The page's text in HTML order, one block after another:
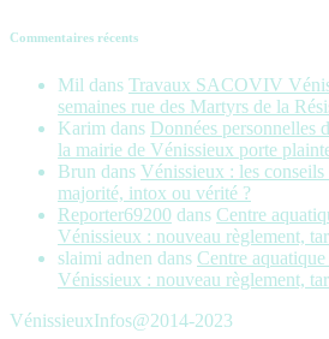
Commentaires récents
Mil dans Travaux SACOVIV
semaines rue des Martyrs de la
Karim dans Données personnelles
la mairie de Vénissieux porte
Brun dans Vénissieux : les conseils
majorité, intox ou vérité ?
Reporter69200 dans Centre
Vénissieux : nouveau règlement,
slaimi adnen dans Centre
Vénissieux : nouveau règlement,
VénissieuxInfos@2014-2023